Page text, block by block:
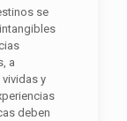
se
a
y
deben